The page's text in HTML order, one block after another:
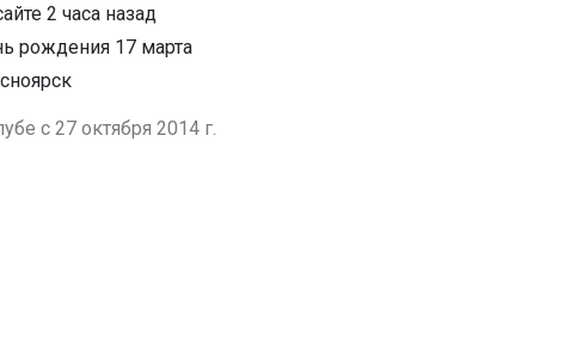
2 часа назад
рождения 17 марта
с 27 октября 2014 г.